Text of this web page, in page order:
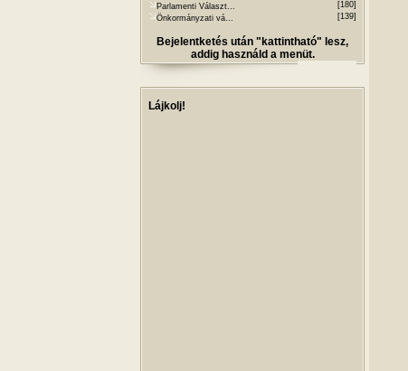
Parlamenti Választ...
[180]
Önkormányzati vá...
[139]
Bejelentketés után "kattintható" lesz,
addig használd a menüt.
Lájkolj!